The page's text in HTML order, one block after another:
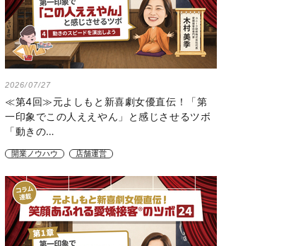
2026/07/27
≪第4回≫元よしもと新喜劇女優直伝！「第
一印象でこの人ええやん」と感じさせるツボ
「動きの…
開業ノウハウ 店舗運営